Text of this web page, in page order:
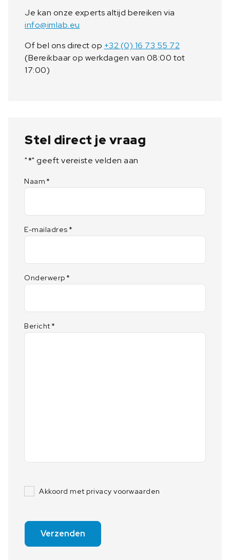
Je kan onze experts altijd bereiken via
info@imlab.eu
Of bel ons direct op +32 (0) 16 73 55 72
(Bereikbaar op werkdagen van 08:00 tot
17:00)
Stel direct je vraag
"*" geeft vereiste velden aan
Naam *
E-mailadres *
Onderwerp *
Bericht *
Akkoord met privacy voorwaarden
Verzenden